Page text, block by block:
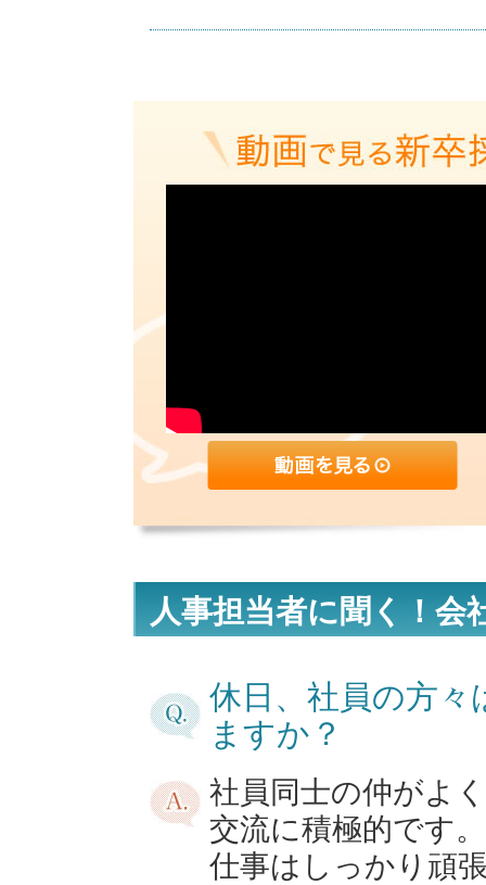
人事担当者に聞く！会
休日、社員の方
ますか？
社員同士の仲がよ
交流に積極的です。
仕事はしっかり頑